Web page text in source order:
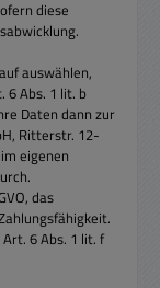
diese
auswählen,
Abs. 1 lit. b
Daten dann zur
Ritterstr. 12-
eigenen
das
6 Abs. 1 lit. f